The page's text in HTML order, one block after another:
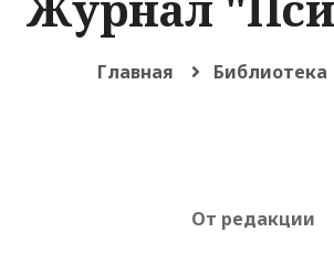
Главная Библиотека
От редакции